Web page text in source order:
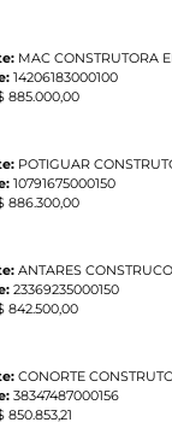
MAC CONSTRUTORA
14206183000100
885.000,00
POTIGUAR
10791675000150
886.300,00
ANTARES
23369235000150
842.500,00
CONORTE
38347487000156
850.853,21